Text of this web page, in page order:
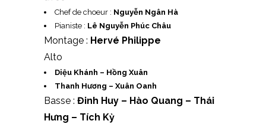
Chef de choeur : Nguyễn Ngân Hà
Pianiste : Lê Nguyễn Phúc Châu
Montage : Hervé Philippe
Alto
Diệu Khánh – Hồng Xuân
Thanh Hương – Xuân Oanh
Basse : Đinh Huy – Hào Quang – Thái
Hưng – Tích Kỳ